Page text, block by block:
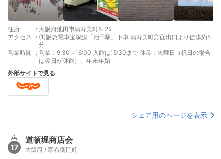
住所 : 大阪府池田市満寿美町8-25
アクセス
: (1)阪急電車宝塚線「池田駅」下車 満寿美町方面出口より徒歩約5
分
営業時間
: 営業：9:30～16:00 入館は15:30まで 休業：火曜日（祝日の場合
は翌日が休館）、年末年始
外部サイトで見る
シェア用のページを表示
17
道頓堀商店会
大阪府 / 宗右衛門町